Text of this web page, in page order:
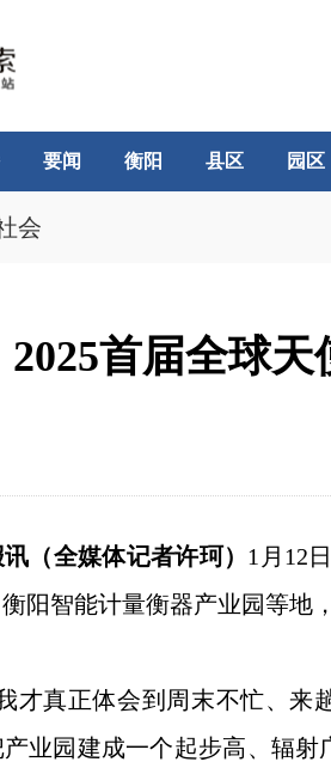
要闻 衡阳 县区 园区
会
2025首届全球
全媒体记者许珂） 1月12
阳智能计量衡器产业园等地
才真正体会到周末不忙、
业园建成一个起步高、辐